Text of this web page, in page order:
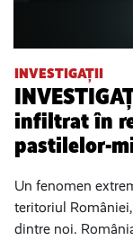
INVESTIGAȚII
infiltrat în
pastilelor-
Un fenomen
teritoriul
dintre noi.